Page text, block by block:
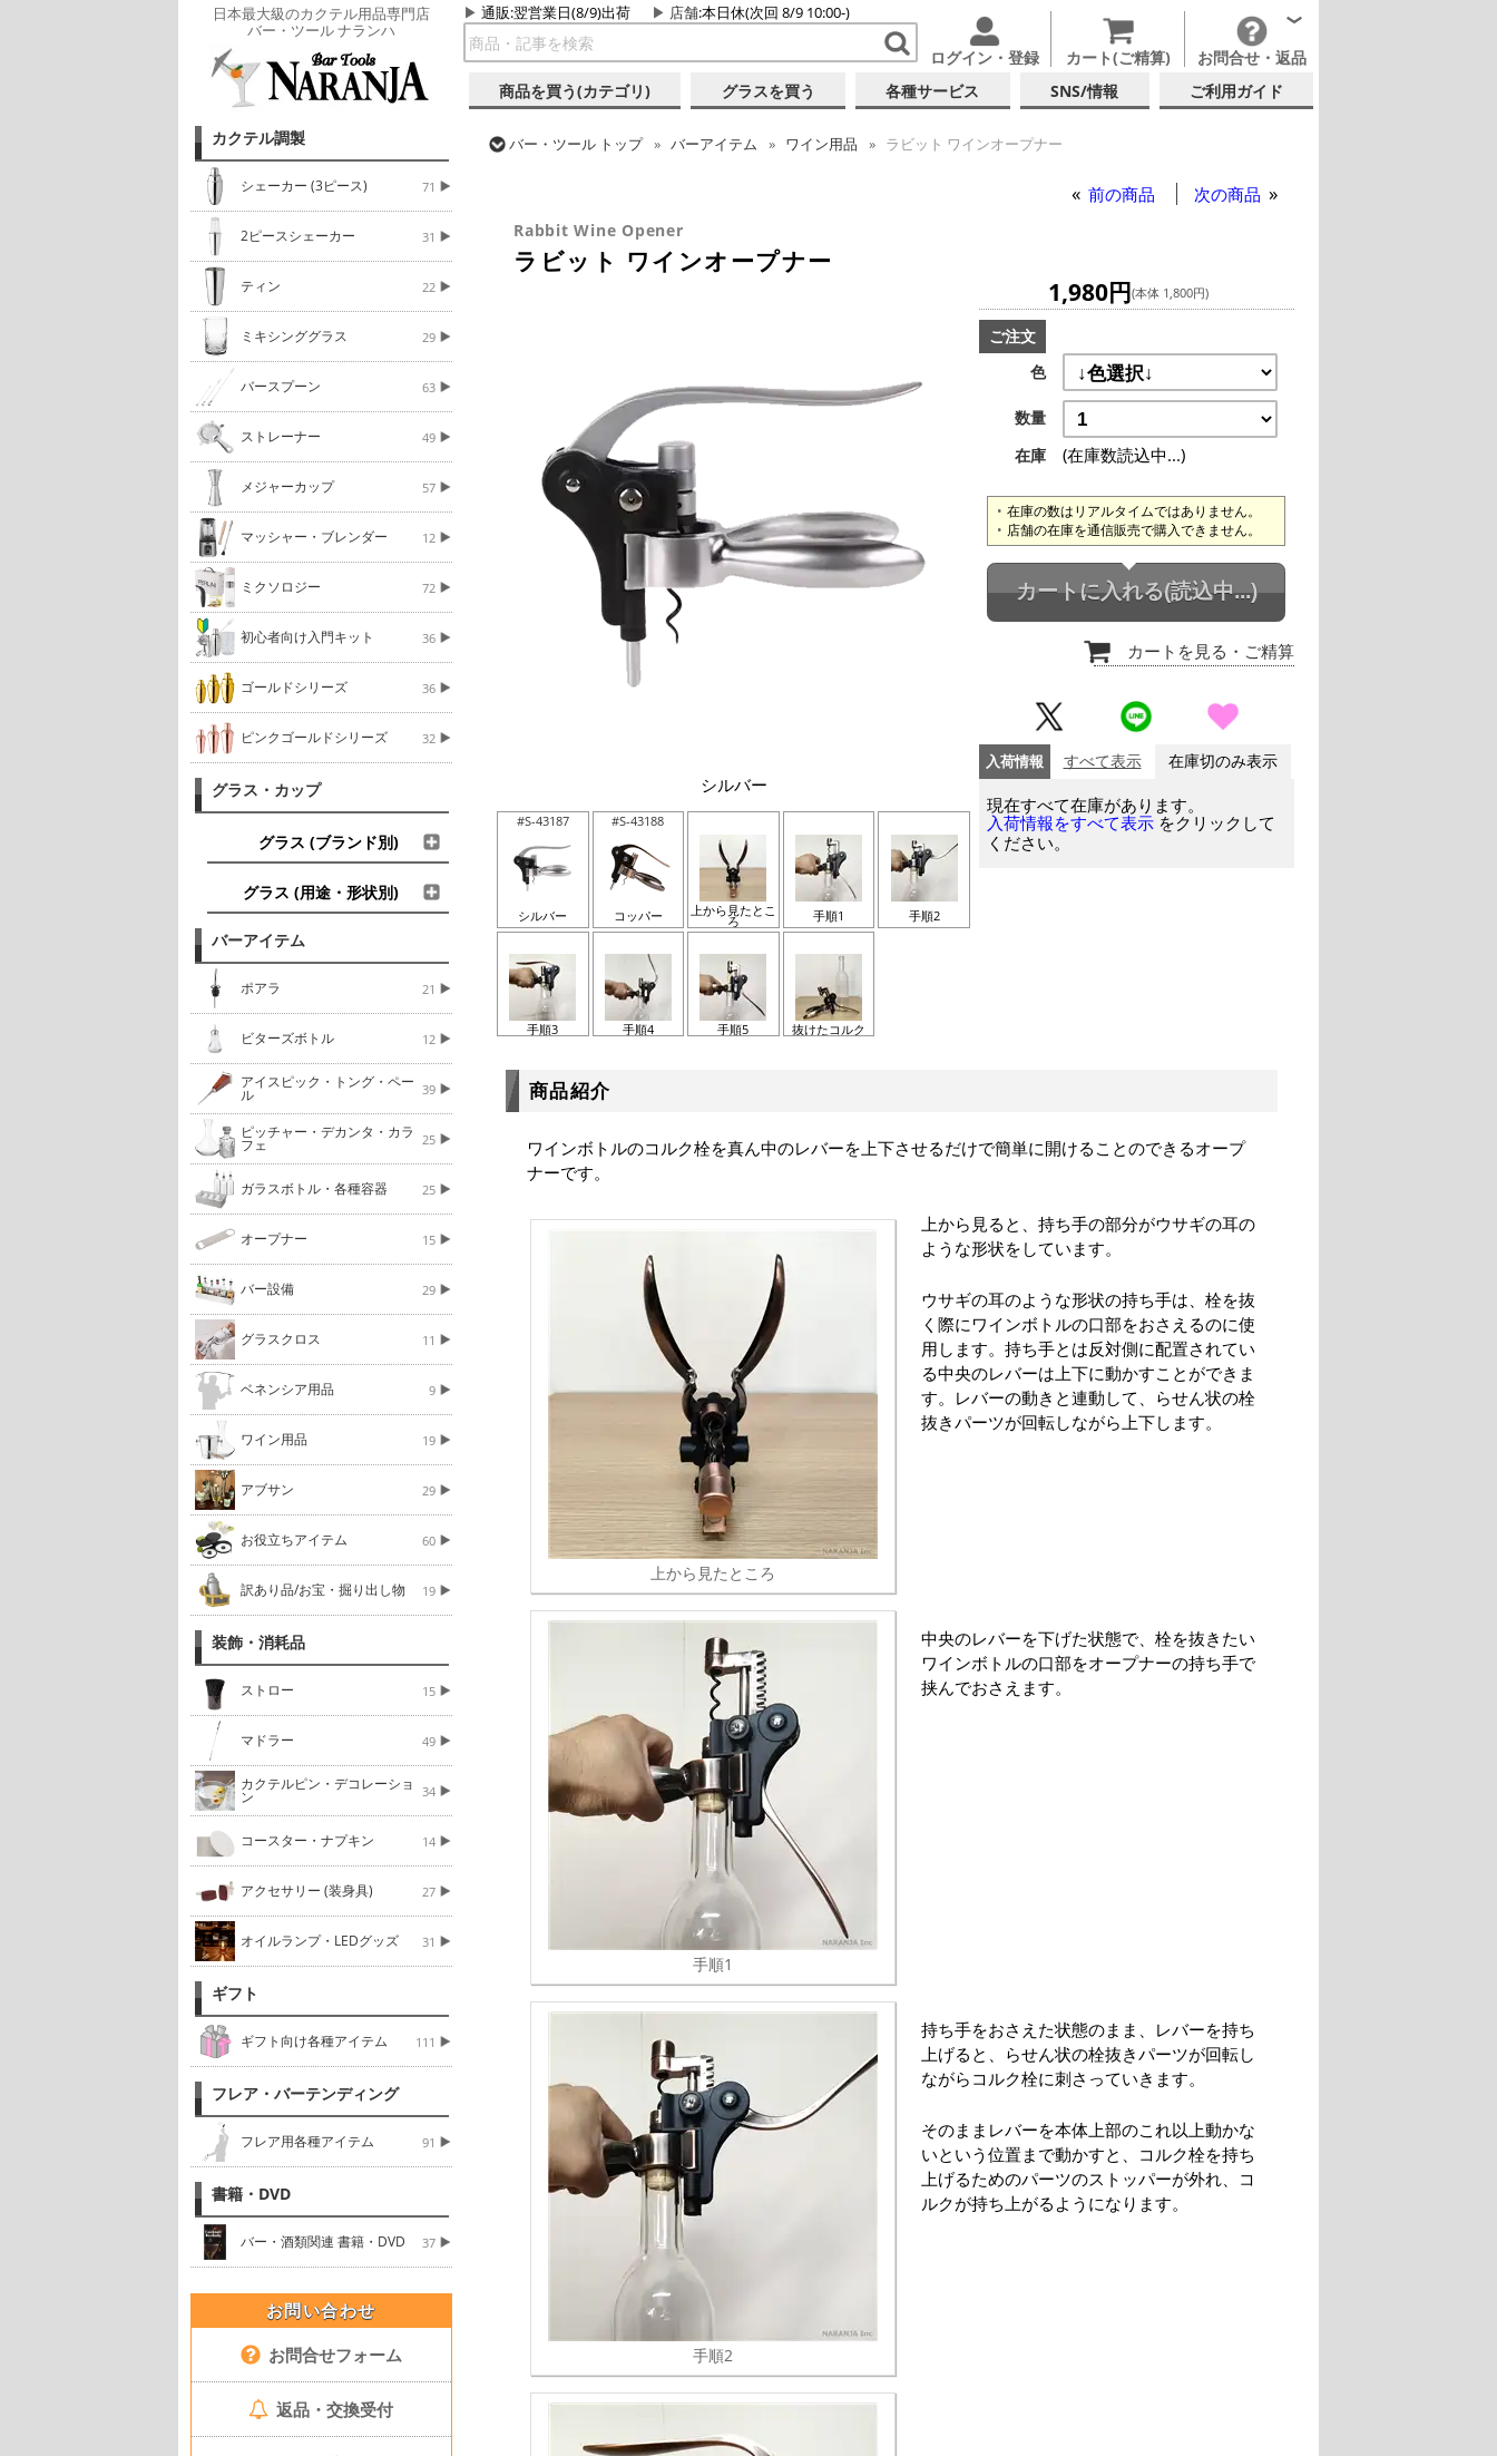
日本最大級のカクテル用品専門店
バー・ツール ナランハ
通販:翌営業日(8/9)出荷 店舗:本日休(次回 8/9 10:00-)
ログイン・登録 カート(ご精算) お問合せ・返品
商品を買う(カテゴリ) グラスを買う 各種サービス SNS/情報 ご利用ガイド
カクテル調製
シェーカー (3ピース) 71
2ピースシェーカー 31
ティン 22
ミキシンググラス 29
バースプーン 63
ストレーナー 49
メジャーカップ 57
マッシャー・ブレンダー 12
ミクソロジー 72
初心者向け入門キット 36
ゴールドシリーズ 36
ピンクゴールドシリーズ 32
グラス・カップ
グラス (ブランド別)
グラス (用途・形状別)
バーアイテム
ポアラ 21
ビターズボトル 12
アイスピック・トング・ペー
ル 39
ピッチャー・デカンタ・カラ
フェ 25
ガラスボトル・各種容器 25
オープナー 15
バー設備 29
グラスクロス 11
ベネンシア用品 9
ワイン用品 19
アブサン 29
お役立ちアイテム 60
訳あり品/お宝・掘り出し物 19
装飾・消耗品
ストロー 15
マドラー 49
カクテルピン・デコレーショ
ン 34
コースター・ナプキン 14
アクセサリー (装身具) 27
オイルランプ・LEDグッズ 31
ギフト
ギフト向け各種アイテム 111
フレア・バーテンディング
フレア用各種アイテム 91
書籍・DVD
バー・酒類関連 書籍・DVD 37
お問い合わせ
お問合せフォーム
返品・交換受付
バー・ツール トップ バーアイテム ワイン用品
ラビット ワインオープナー
前の商品 次の商品
Rabbit Wine Opener
ラビット ワインオープナー
シルバー
#S-43187
シルバー
#S-43188
コッパー 上から見たとこ
ろ 手順1 手順2
手順3 手順4 手順5 抜けたコルク
1,980円(本体 1,800円)
ご注文
色
数量
在庫
(在庫数読込中...)
在庫の数はリアルタイムではありません。
店舗の在庫を通信販売で購入できません。
カートに入れる(読込中...)
カートを見る ・ご精算
入荷情報 すべて表示 在庫切のみ表示
現在すべて在庫があります。
入荷情報をすべて表示 をクリックして
ください。
商品紹介
ワインボトルのコルク栓を真ん中のレバーを上下させるだけで簡単に開けることのできるオープ
ナーです。
上から見たところ
上から見ると、持ち手の部分がウサギの耳の
ような形状をしています。
ウサギの耳のような形状の持ち手は、栓を抜
く際にワインボトルの口部をおさえるのに使
用します。持ち手とは反対側に配置されてい
る中央のレバーは上下に動かすことができま
す。レバーの動きと連動して、らせん状の栓
抜きパーツが回転しながら上下します。
手順1
中央のレバーを下げた状態で、栓を抜きたい
ワインボトルの口部をオープナーの持ち手で
挟んでおさえます。
手順2
持ち手をおさえた状態のまま、レバーを持ち
上げると、らせん状の栓抜きパーツが回転し
ながらコルク栓に刺さっていきます。
そのままレバーを本体上部のこれ以上動かな
いという位置まで動かすと、コルク栓を持ち
上げるためのパーツのストッパーが外れ、コ
ルクが持ち上がるようになります。